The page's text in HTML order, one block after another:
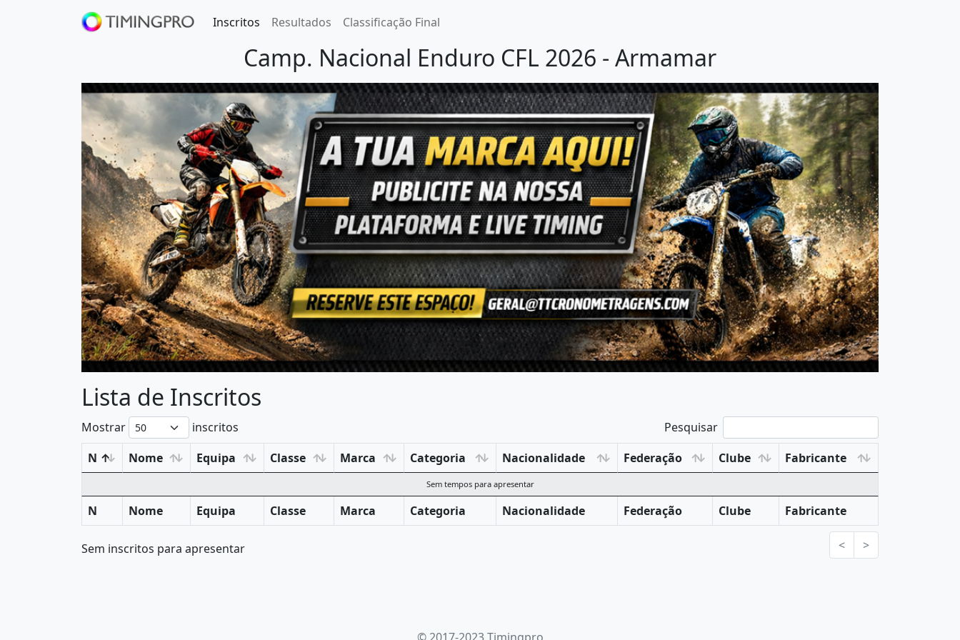
Inscritos Resultados Classificação Final
Camp. Nacional Enduro CFL 2026 - Armamar
Lista de Inscritos
Mostrar inscritos
Pesquisar
N
Nome Equipa Classe Marca Categoria Nacionalidade Federação Clube Fabricante
Sem tempos para apresentar
N Nome Equipa Classe Marca Categoria Nacionalidade Federação Clube Fabricante
Sem inscritos para apresentar < >